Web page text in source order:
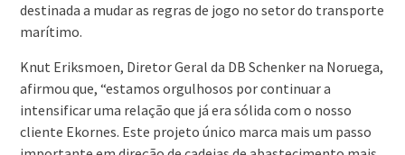
destinada a mudar as regras de jogo no setor do transporte
marítimo.
Knut Eriksmoen, Diretor Geral da DB Schenker na Noruega,
afirmou que, “estamos orgulhosos por continuar a
intensificar uma relação que já era sólida com o nosso
cliente Ekornes. Este projeto único marca mais um passo